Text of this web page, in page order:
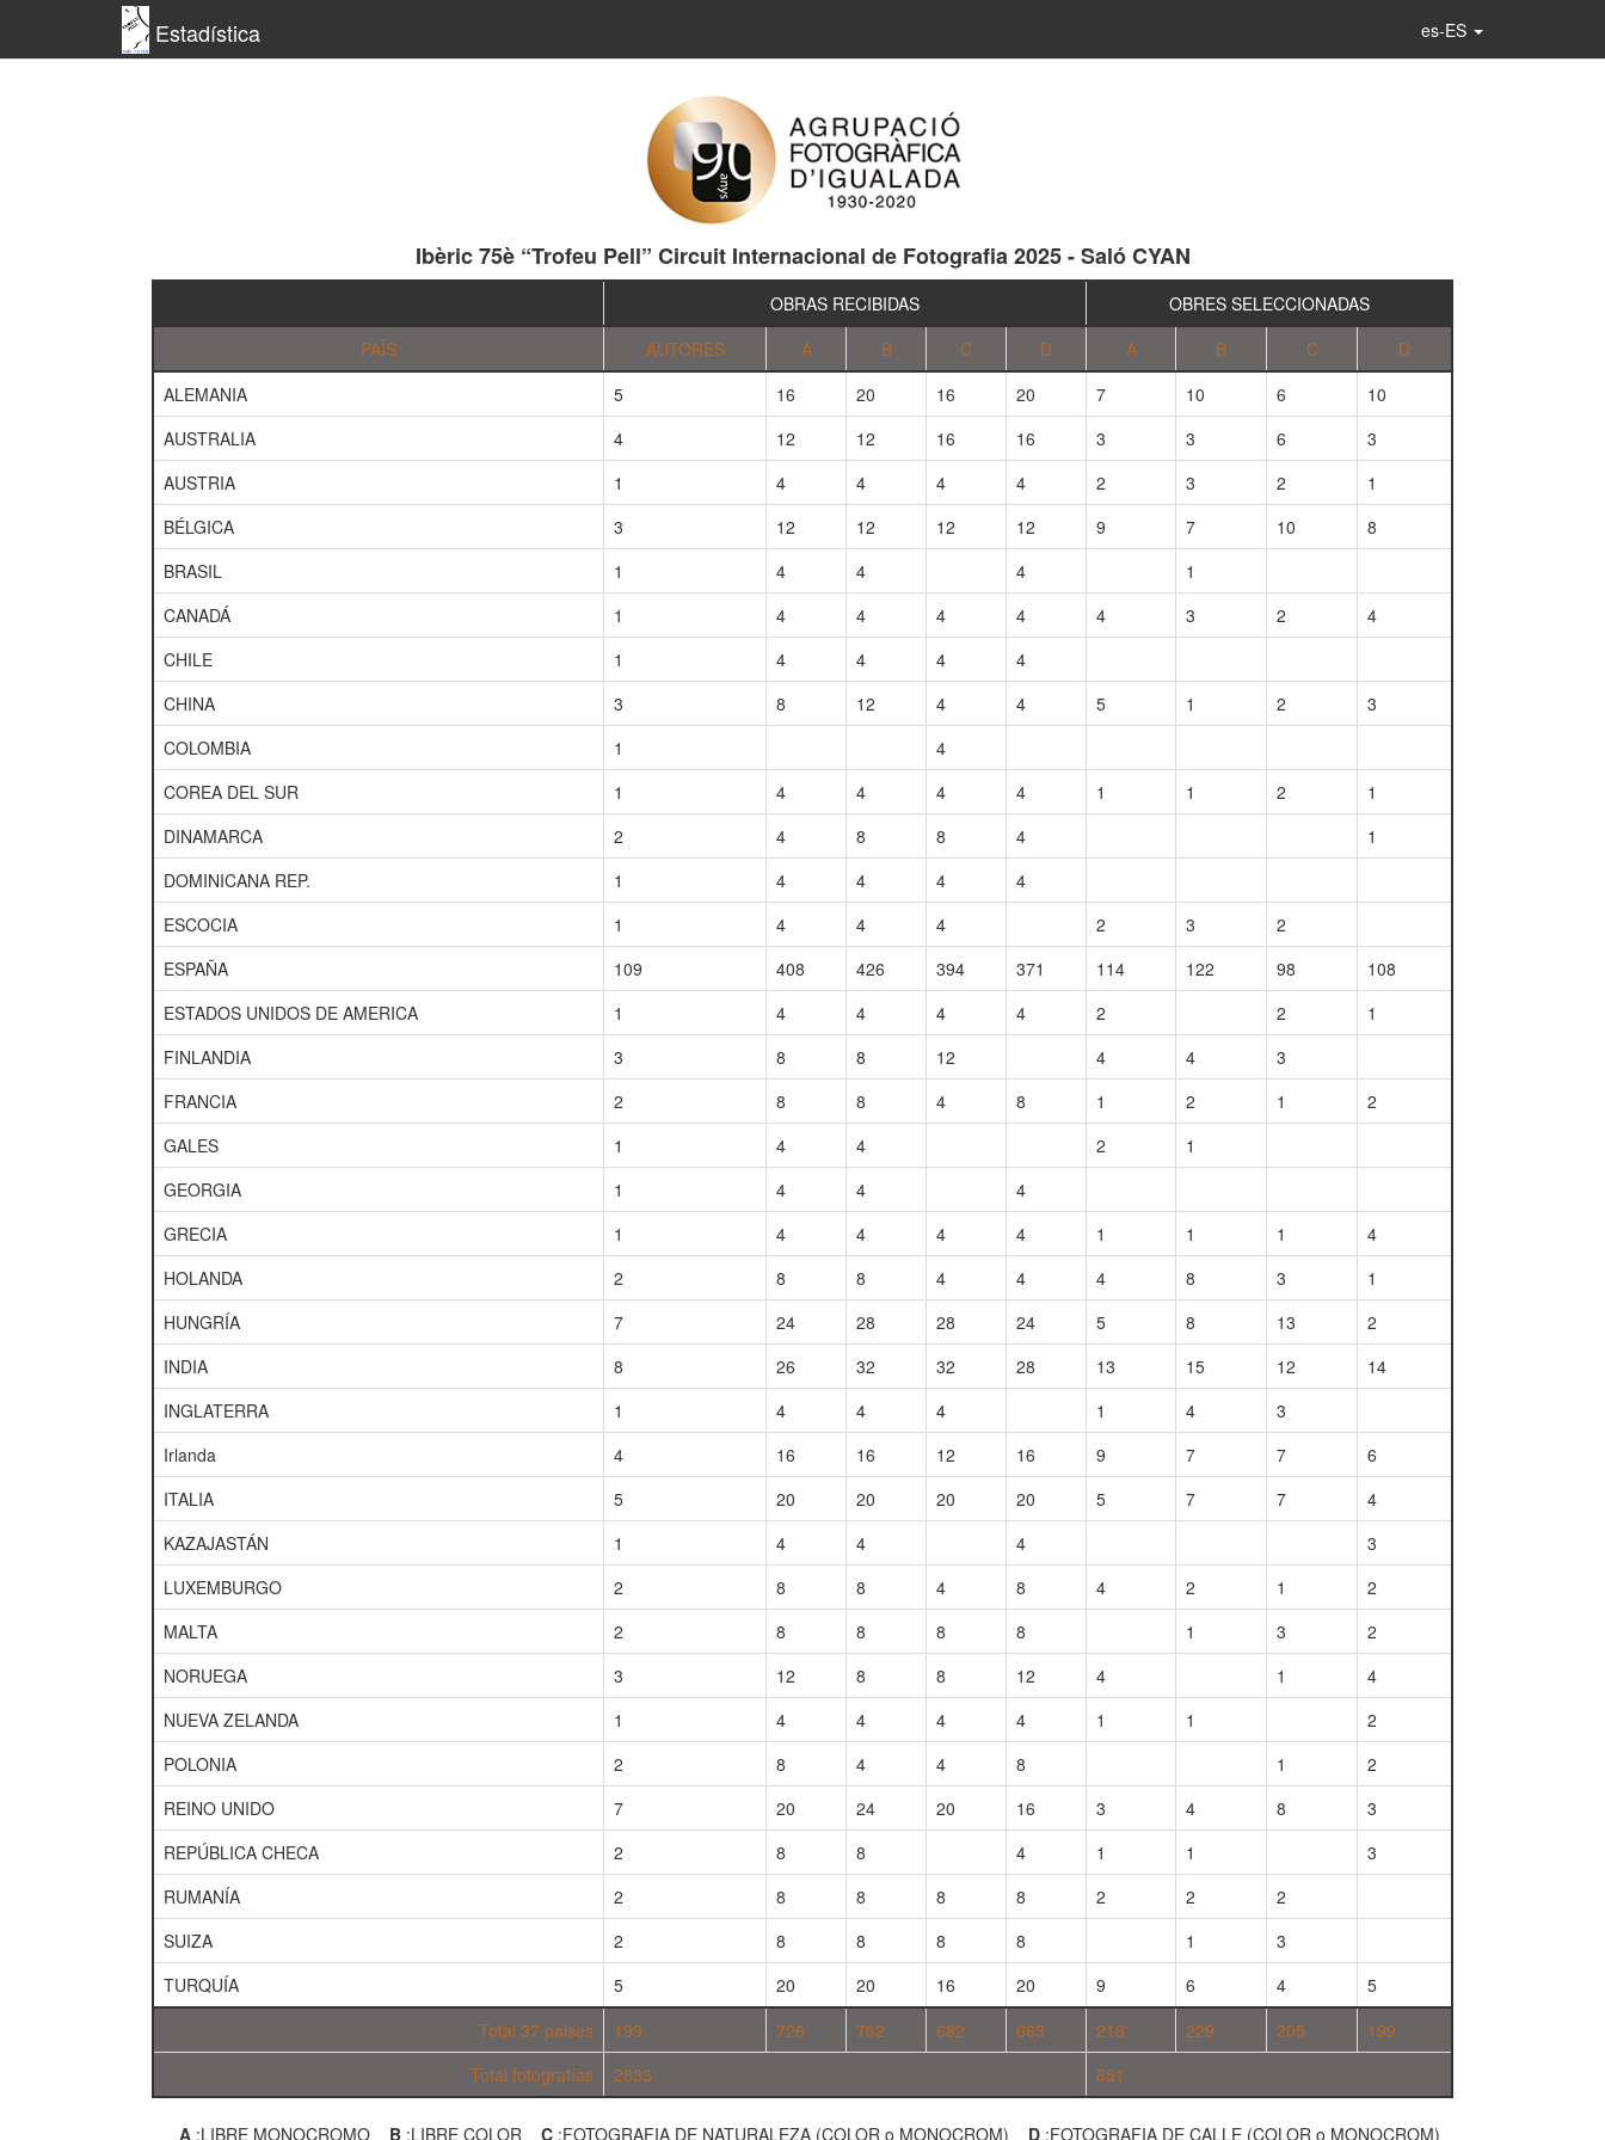
Estadística es-ES
Ibèric 75è “Trofeu Pell” Circuit Internacional de Fotografia 2025 - Saló CYAN
OBRAS RECIBIDAS
OBRES SELECCIONADAS
PAÍS
AUTORES A B C D A B C
D
ALEMANIA
5 16 20 16 20 7 10 6
10
AUSTRALIA
4 12 12 16 16 3 3 6
3
AUSTRIA
1 4 4 4 4 2 3 2
1
BÉLGICA
3 12 12 12 12 9 7 10
8
BRASIL
1 4 4 4
1
CANADÁ
1 4 4 4 4 4 3 2
4
CHILE
1 4 4 4
4
CHINA
3 8 12 4 4 5 1 2
3
COLOMBIA
1
4
COREA DEL SUR
1 4 4 4 4 1 1 2
1
DINAMARCA
2 4 8 8 4
1
DOMINICANA REP.
1 4 4 4
4
ESCOCIA
1 4 4 4 2 3
2
ESPAÑA
109 408 426 394 371 114 122 98
108
ESTADOS UNIDOS DE AMERICA
1 4 4 4 4 2 2
1
FINLANDIA
3 8 8 12 4 4
3
FRANCIA
2 8 8 4 8 1 2 1
2
GALES
1 4 4 2
1
GEORGIA
1 4 4
4
GRECIA
1 4 4 4 4 1 1 1
4
HOLANDA
2 8 8 4 4 4 8 3
1
HUNGRÍA
7 24 28 28 24 5 8 13
2
INDIA
8 26 32 32 28 13 15 12
14
INGLATERRA
1 4 4 4 1 4
3
Irlanda
4 16 16 12 16 9 7 7
6
ITALIA
5 20 20 20 20 5 7 7
4
KAZAJASTÁN
1 4 4 4
3
LUXEMBURGO
2 8 8 4 8 4 2 1
2
MALTA
2 8 8 8 8 1 3
2
NORUEGA
3 12 8 8 12 4 1
4
NUEVA ZELANDA
1 4 4 4 4 1 1
2
POLONIA
2 8 4 4 8 1
2
REINO UNIDO
7 20 24 20 16 3 4 8
3
REPÚBLICA CHECA
2 8 8 4 1 1
3
RUMANÍA
2 8 8 8 8 2 2
2
SUIZA
2 8 8 8 8 1
3
TURQUÍA
5 20 20 16 20 9 6 4
5
Total 37 paises
199 726 762 682 663 218 229 205
199
Total fotografías
2833 851
A :LIBRE MONOCROMO B :LIBRE COLOR C :FOTOGRAFIA DE NATURALEZA (COLOR o MONOCROM) D :FOTOGRAFIA DE CALLE (COLOR o MONOCROM)